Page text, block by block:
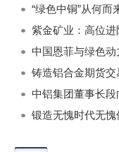
“绿色中铜”从何而
紫金矿业：高位进
中国恩菲与绿色
铸造铝合金期货